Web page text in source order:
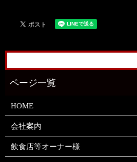
HOME
会社案内
飲食店等オーナー様